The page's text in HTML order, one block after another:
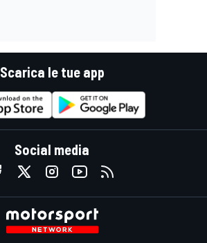
Scarica le tue app
Social media